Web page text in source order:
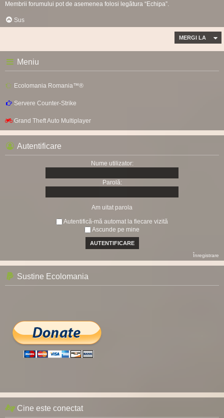
Membrii forumului pot de asemenea folosi legătura “Echipa”.
Sus
MERGI LA
Meniu
Ecolomania Romania™®
Servere Counter-Strike
Grand Theft Auto Multiplayer
Autentificare
Nume utilizator:
Parolă:
Am uitat parola
Autentifică-mă automat la fiecare vizită
Ascunde pe mine
Înregistrare
Sustine Ecolomania
Cine este conectat